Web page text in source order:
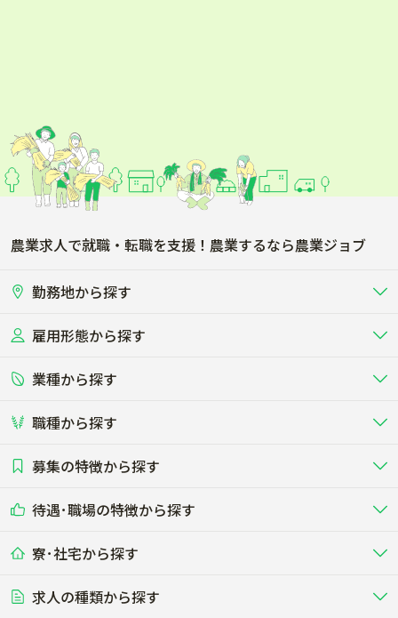
農業求人で就職・転職を支援！農業するなら農業ジョブ
勤務地から探す
北海道
関東
東海
雇用形態から探す
正社員 バイト・アルバイト・パート
短期アルバイト
その他（独立・副業など）
業種から探す
畜産（酪農･肉牛･養豚･養鶏など）
酪農
する牧場
養豚
る養豚場
畑・圃場で野菜・穀物を生産 ビニールハウスで多様な野菜の生産
稲作
農業資材･肥料
農場設備・肥料・飼料の生産・流
その他業種
職種から探す
農場･牧場･現場職
専門職（獣医師･人工授精師･
募集の特徴から探す
未経験歓迎
学歴不問
50代採用実績あり
待遇･職場の特徴から探す
社会保険完備
食事補助あり
寮･社宅から探す
単身寮あり
求人の種類から探す